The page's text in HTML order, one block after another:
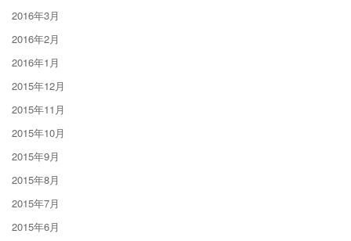
2016年3月
2016年2月
2016年1月
2015年12月
2015年11月
2015年10月
2015年9月
2015年8月
2015年7月
2015年6月